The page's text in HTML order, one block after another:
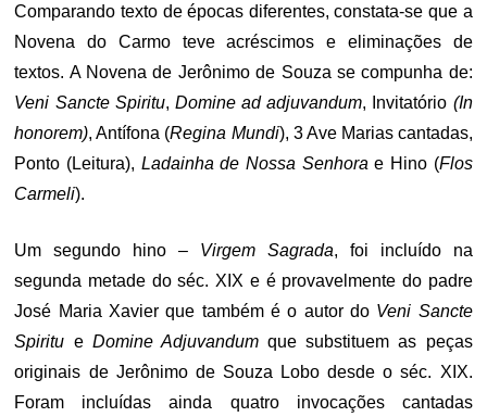
Comparando texto de épocas diferentes, constata-se que a
Novena do Carmo teve acréscimos e eliminações de
textos. A Novena de Jerônimo de Souza se compunha de:
Veni Sancte Spiritu, Domine ad adjuvandum, Invitatório (In
honorem), Antífona (Regina Mundi), 3 Ave Marias cantadas,
Ponto (Leitura), Ladainha de Nossa Senhora e Hino (Flos
Carmeli).
Um segundo hino – Virgem Sagrada, foi incluído na
segunda metade do séc. XIX e é provavelmente do padre
José Maria Xavier que também é o autor do Veni Sancte
Spiritu eDomine Adjuvandumque substituem as peças
originais de Jerônimo de Souza Lobo desde o séc. XIX.
Foram incluídas ainda quatro invocações cantadas